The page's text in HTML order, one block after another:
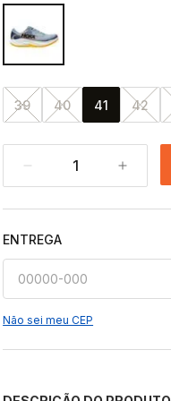
39 40 41 42
1
ENTREGA
Não sei meu CEP